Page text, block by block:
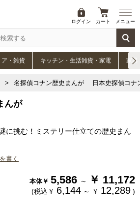
ログイン カート メニュー
ア・雑貨 キッチン・生活雑貨・家電 家具
名探偵コナン歴史まんが 日本史探偵コナ
んが
に挑む！ミステリー仕立ての歴史まん
書く
本体￥ 5,586 ～ ￥ 11,172
(税込￥ 6,144 ～ ￥ 12,289 )